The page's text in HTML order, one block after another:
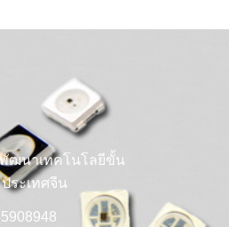
พัฒนาเทคโนโลยีขั้น
ระเทศจีน